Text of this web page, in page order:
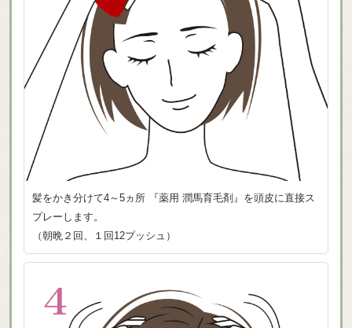
髪をかき分けて4～5ヵ所 『薬用 潤馬育毛剤』を頭皮に直接ス
プレーします。
（朝晩２回、１回12プッシュ）